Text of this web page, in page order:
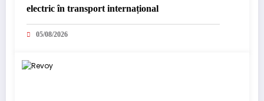
electric în transport internațional
05/08/2026